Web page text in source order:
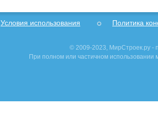
Условия использования Политика
© 2009-2023, МирСтроек.ру -
При полном или частичном использовании